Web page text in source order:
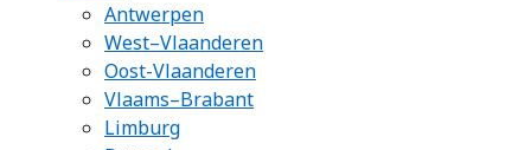
Antwerpen
West–Vlaanderen
Oost-Vlaanderen
Vlaams–Brabant
Limburg